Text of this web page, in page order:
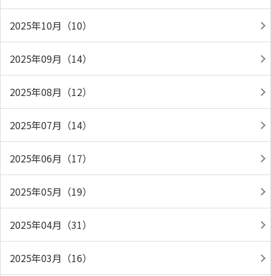
2025年10月（10）
2025年09月（14）
2025年08月（12）
2025年07月（14）
2025年06月（17）
2025年05月（19）
2025年04月（31）
2025年03月（16）